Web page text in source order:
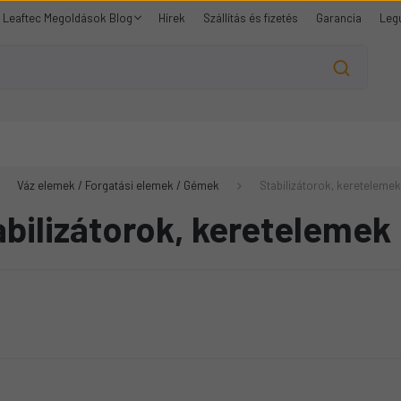
Leaftec Megoldások Blog Hírek Szállítás és fizetés Garancia
Váz elemek / Forgatási elemek / Gémek Stabilizátorok, keretelemek
keretelemek